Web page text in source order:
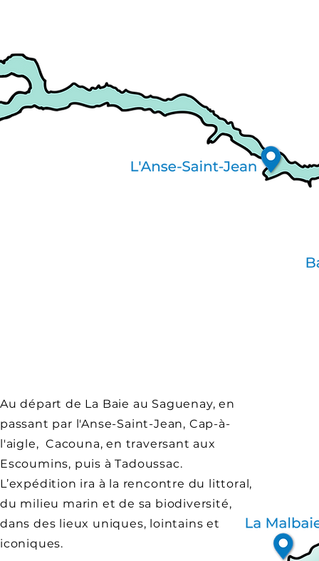
Au départ de La Baie au Saguenay, en
passant par l'Anse-Saint-Jean, Cap-à-
l'aigle, Cacouna, en traversant aux
Escoumins, puis à Tadoussac.
L’expédition ira à la rencontre du littoral,
du milieu marin et de sa biodiversité,
dans des lieux uniques, lointains et
iconiques.